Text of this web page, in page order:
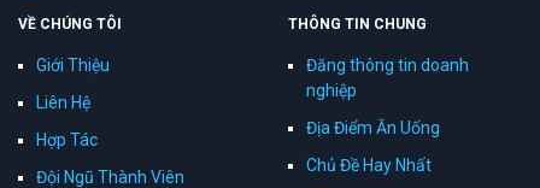
VỀ CHÚNG TÔI
Giới Thiệu
Liên Hệ
Hợp Tác
Đội Ngũ Thành Viên
THÔNG TIN CHUNG
Đăng thông tin doanh
nghiệp
Địa Điểm Ăn Uống
Chủ Đề Hay Nhất